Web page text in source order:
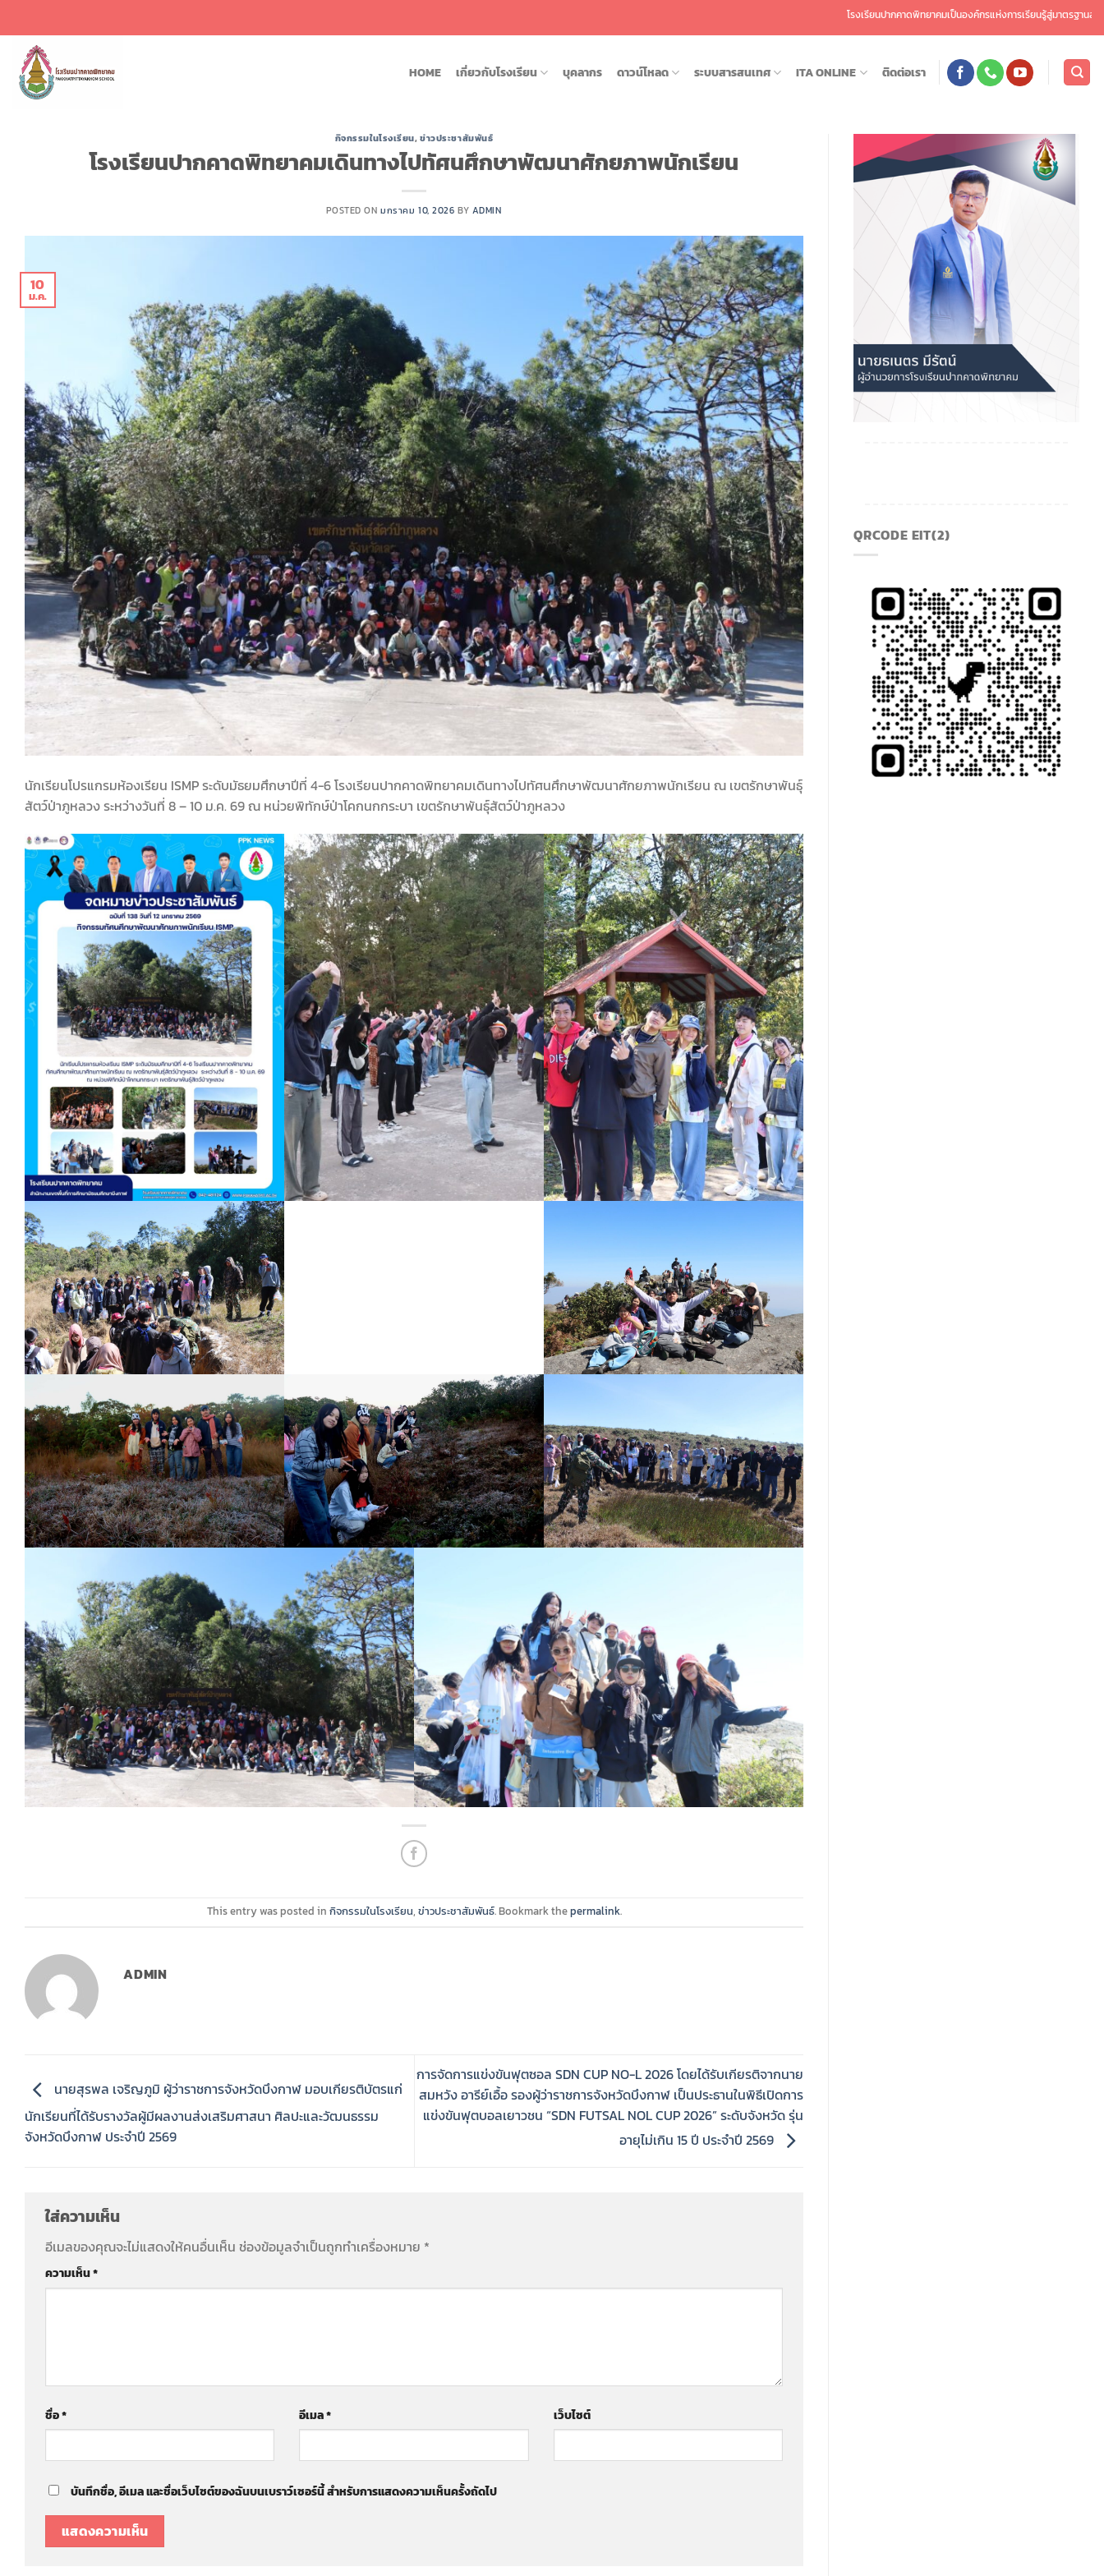
เนื้อหา
โรงเรียนปากคาดพิทยาคมเป็นองค์กรแห่งการเรียนรู้สู่มาตรฐานสากล พัฒนาศักยภ
HOME เกี่ยวกับโรงเรียน บุคลากร ดาวน์โหลด ระบบสารสนเทศ ITA ONLINE ติดต่อเรา
กิจกรรมในโรงเรียน,ข่าวประชาสัมพันธ์
โรงเรียนปากคาดพิทยาคมเดินทางไปทัศนศึกษาพัฒนาศักยภาพนักเรียน
POSTED ONมกราคม 10, 2026 BY ADMIN
10
ม.ค.
นักเรียนโปรแกรมห้องเรียน ISMP ระดับมัธยมศึกษาปีที่ 4-6 โรงเรียนปากคาดพิทยาคมเดินทางไปทัศนศึกษาพัฒนาศักยภาพนักเรียน ณ เขตรักษาพันธุ์
สัตว์ป่าภูหลวง ระหว่างวันที่ 8 – 10 ม.ค. 69 ณ หน่วยพิทักษ์ป่าโคกนกกระบา เขตรักษาพันธุ์สัตว์ป่าภูหลวง
This entry was posted in กิจกรรมในโรงเรียน, ข่าวประชาสัมพันธ์. Bookmark thepermalink.
ADMIN
นายสุรพล เจริญภูมิ ผู้ว่าราชการจังหวัดบึงกาฬ มอบเกียรติบัตรแก่
นักเรียนที่ได้รับรางวัลผู้มีผลงานส่งเสริมศาสนา ศิลปะและวัฒนธรรม
จังหวัดบึงกาฬ ประจำปี 2569
การจัดการแข่งขันฟุตซอล SDN CUP NO-L 2026 โดยได้รับเกียรติจากนาย
สมหวัง อารีย์เอื้อ รองผู้ว่าราชการจังหวัดบึงกาฬ เป็นประธานในพิธีเปิดการ
แข่งขันฟุตบอลเยาวชน “SDN FUTSAL NOL CUP 2026” ระดับจังหวัด รุ่น
อายุไม่เกิน 15 ปี ประจำปี 2569
ใส่ความเห็น
อีเมลของคุณจะไม่แสดงให้คนอื่นเห็น ช่องข้อมูลจำเป็นถูกทำเครื่องหมาย *
ความเห็น*
ชื่อ* อีเมล* เว็บไซต์
บันทึกชื่อ, อีเมล และชื่อเว็บไซต์ของฉันบนเบราว์เซอร์นี้ สำหรับการแสดงความเห็นครั้งถัดไป
QRCODE EIT(2)